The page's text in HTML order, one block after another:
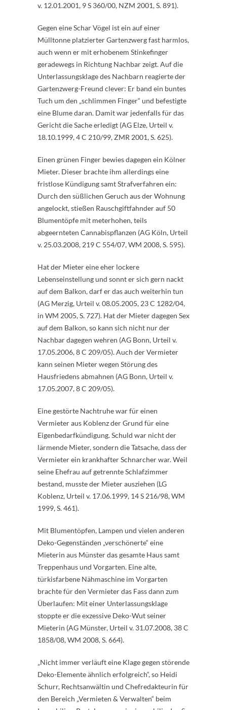
v. 12.01.2001, 9 S 360/00, NZM 2001, S. 891).
Gegen eine Schar Vögel ist ein auf einer
Mülltonne platzierter Gartenzwerg fast harmlos,
auch wenn er mit erhobenem Stinkefinger
geradewegs in Richtung Nachbar zeigt. Auf die
Unterlassungsklage des Nachbarn reagierte der
Gartenzwerg-Freund clever: Er band ein buntes
Tuch um den „schlimmen Finger“ und befestigte
eine Blume daran. Damit war jedenfalls für das
Gericht die Sache erledigt (AG Elze, Urteil v.
18.10.1999, 4 C 210/99, ZMR 2001, S. 625).
Einen grünen Finger bewies dagegen ein Kölner
Mieter. Dieser brachte ihm allerdings eine
fristlose Kündigung samt Strafverfahren ein:
Durch den süßlichen Geruch aus der Wohnung
angelockt, stießen Rauschgiftfahnder auf 50
Blumentöpfe mit meterhohen, teils
abgeernteten Cannabispflanzen (AG Köln, Urteil
v. 25.03.2008, 219 C 554/07, WM 2008, S. 595).
Hat der Mieter eine eher lockere
Lebenseinstellung und sonnt er sich gern nackt
auf dem Balkon, darf er das auch weiterhin tun
(AG Merzig, Urteil v. 08.05.2005, 23 C 1282/04,
in WM 2005, S. 727). Hat der Mieter dagegen Sex
auf dem Balkon, so kann sich nicht nur der
Nachbar dagegen wehren (AG Bonn, Urteil v.
17.05.2006, 8 C 209/05). Auch der Vermieter
kann seinen Mieter wegen Störung des
Hausfriedens abmahnen (AG Bonn, Urteil v.
17.05.2007, 8 C 209/05).
Eine gestörte Nachtruhe war für einen
Vermieter aus Koblenz der Grund für eine
Eigenbedarfkündigung. Schuld war nicht der
lärmende Mieter, sondern die Tatsache, dass der
Vermieter ein krankhafter Schnarcher war. Weil
seine Ehefrau auf getrennte Schlafzimmer
bestand, musste der Mieter ausziehen (LG
Koblenz, Urteil v. 17.06.1999, 14 S 216/98, WM
1999, S. 461).
Mit Blumentöpfen, Lampen und vielen anderen
Deko-Gegenständen „verschönerte“ eine
Mieterin aus Münster das gesamte Haus samt
Treppenhaus und Vorgarten. Eine alte,
türkisfarbene Nähmaschine im Vorgarten
brachte für den Vermieter das Fass dann zum
Überlaufen: Mit einer Unterlassungsklage
stoppte er die exzessive Deko-Wut seiner
Mieterin (AG Münster, Urteil v. 31.07.2008, 38 C
1858/08, WM 2008, S. 664).
„Nicht immer verläuft eine Klage gegen störende
Deko-Elemente ähnlich erfolgreich“, so Heidi
Schurr, Rechtsanwältin und Chefredakteurin für
den Bereich „Vermieten & Verwalten“ beim